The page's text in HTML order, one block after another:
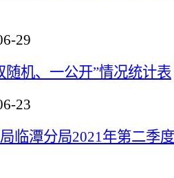
29
随机、一公开”情况统计表
23
临潭分局2021年第二季